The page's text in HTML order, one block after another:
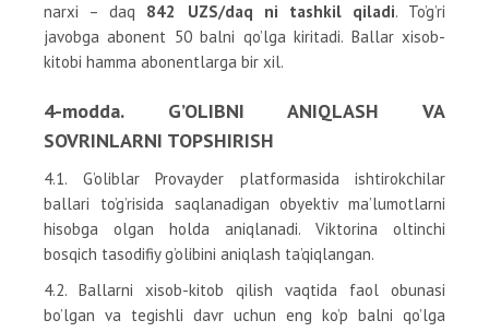
narxi – daq 842 UZS/daq ni tashkil qiladi. To’g’ri
javobga abonent 50 balni qo’lga kiritadi. Ballar xisob-
kitobi hamma abonentlarga bir xil.
4-modda. G’OLIBNI ANIQLASH VA
SOVRINLARNI TOPSHIRISH
4.1. G’oliblar Provayder platformasida ishtirokchilar
ballari to’g’risida saqlanadigan obyektiv ma’lumotlarni
hisobga olgan holda aniqlanadi. Viktorina oltinchi
bosqich tasodifiy g’olibini aniqlash ta’qiqlangan.
4.2. Ballarni xisob-kitob qilish vaqtida faol obunasi
bo’lgan va tegishli davr uchun eng ko’p balni qo’lga